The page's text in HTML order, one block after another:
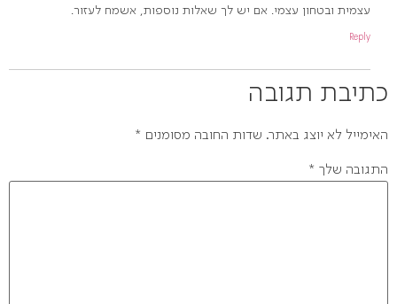
עצמית ובטחון עצמי. אם יש לך שאלות נוספות, אשמח לעזור.
Reply
כתיבת תגובה
האימייל לא יוצג באתר. שדות החובה מסומנים *
התגובה שלך *